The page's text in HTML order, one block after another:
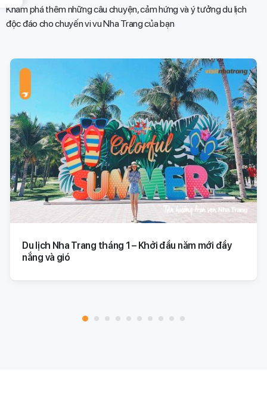
Khám phá thêm những câu chuyện, cảm hứng và ý tưởng du lịch
độc đáo cho chuyến vi vu Nha Trang của bạn​
Du lịch Nha Trang tháng 1 – Khởi đầu năm mới đầy
nắng và gió